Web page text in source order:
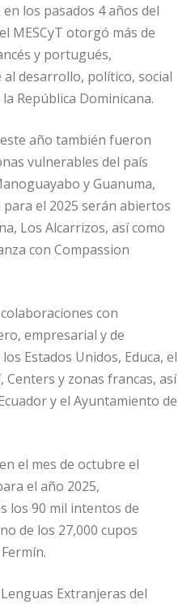
los pasados 4 años del
MESCyT otorgó más de
y portugués,
desarrollo, político, social
República Dominicana.
año también fueron
vulnerables del país
y Guanuma,
el 2025 serán abiertos
Los Alcarrizos, así como
con Compassion
con
empresarial y de
Estados Unidos, Educa, el
y zonas francas, así
y el Ayuntamiento de
el mes de octubre el
el año 2025,
los 90 mil intentos de
de los 27,000 cupos
Extranjeras del